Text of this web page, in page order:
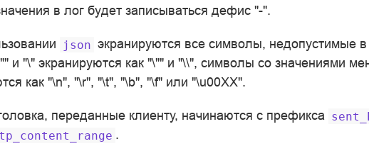
в лог будет записываться дефис "-".
json экранируются все символы, недопустимые в
и "\" экранируются как "\"" и "\\", символы со значениями
как "\n", "\r", "\t", "\b", "\f" или "\u00XX".
переданные клиенту, начинаются с префикса
.